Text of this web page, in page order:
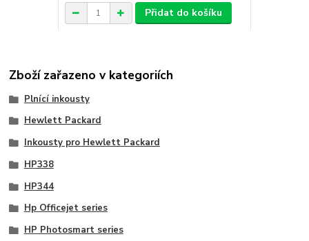
Přidat do košíku
Zboží zařazeno v kategoriích
Plnící inkousty
Hewlett Packard
Inkousty pro Hewlett Packard
HP338
HP344
Hp Officejet series
HP Photosmart series